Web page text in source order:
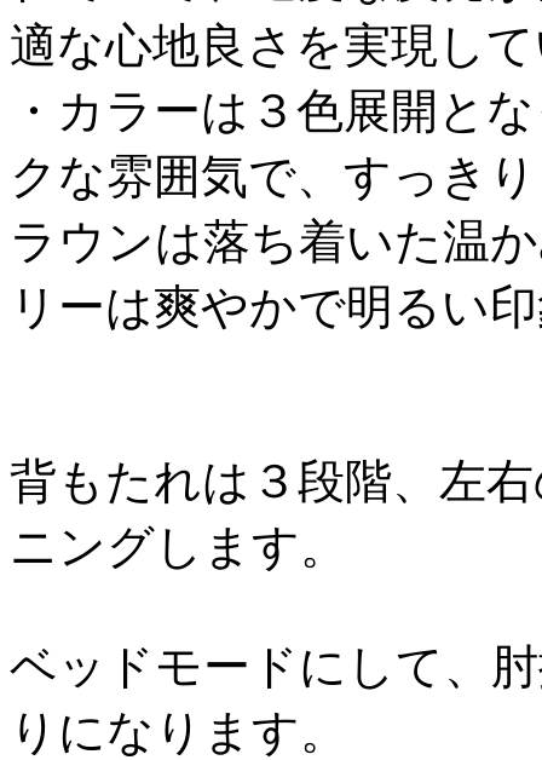
適な心地良さを実現し
・カラーは３色展開と
クな雰囲気で、すっき
ラウンは落ち着いた温
リーは爽やかで明るい
背もたれは３段階、左
ニングします。
ベッドモードにして、
りになります。